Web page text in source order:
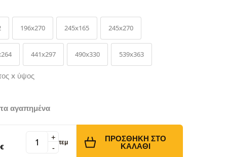
196x270 245x165 245x270
441x297 490x330 539x363
x ύψος
αγαπημένα
-
+ τεμ ΠΡΟΣΘΉΚΗ ΣΤΟ
ΚΑΛΆΘΙ